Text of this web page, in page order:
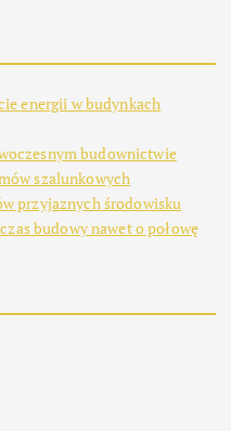
energii w budynkach
budownictwie
szalunkowych
przyjaznych środowisku
budowy nawet o połowę